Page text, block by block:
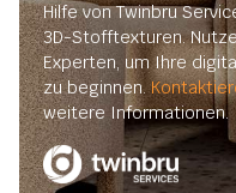
Hilfe von Twinbru
3D-Stofftexturen.
Experten, um Ihre
zu beginnen.
weitere Informationen.